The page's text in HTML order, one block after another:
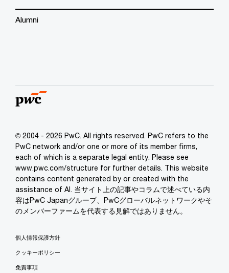
Alumni
© 2004 - 2026 PwC. All rights reserved. PwC refers to the
PwC network and/or one or more of its member firms,
each of which is a separate legal entity. Please see
www.pwc.com/structure for further details. This website
contains content generated by or created with the
assistance of AI. 当サイト上の記事やコラムで述べている内
容はPwC Japanグループ、PwCグローバルネットワークやそ
のメンバーファームを代表する見解ではありません。
個人情報保護方針
クッキーポリシー
免責事項